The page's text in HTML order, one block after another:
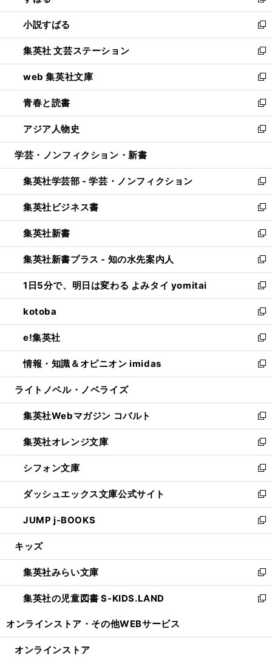
開
く
ウ
で
開
く
し
い
ウ
ィ
ン
ド
ウ
で
開
く
小説すばる
新
し
い
ウ
ィ
ン
ド
ウ
で
開
集英社 文芸ステーション
新
し
い
ウ
ィ
ン
ド
ウ
開
く
web 集英社文庫
新
し
い
ウ
ィ
ン
ウ
で
開
く
青春と読書
新
し
い
ウ
ン
ド
ウ
で
開
く
アジア人物史
新
し
ウ
ィ
ン
ド
ウ
で
開
く
学芸・ノンフィクション・新書
集英社学芸部 - 学芸・ノンフィクション
新
し
い
ウ
ィ
ン
ド
ウ
で
開
く
集英社ビジネス書
新
し
い
ウ
ィ
ン
ド
ウ
で
開
く
集英社新書
新
し
い
ウ
ィ
ン
ド
ウ
で
開
く
集英社新書プラス - 知の水先案内人
新
し
い
ウ
ィ
ン
ド
ウ
で
開
1日5分で、明日は変わる よみタイ yomitai
新
し
い
ウ
ィ
ン
ド
ウ
開
く
kotoba
新
し
い
ウ
ィ
ン
ウ
で
開
く
e!集英社
新
し
い
ウ
ン
ド
ウ
で
開
く
情報・知識＆オピニオン imidas
新
し
ウ
ィ
ン
ド
ウ
で
開
く
ライトノベル・ノベライズ
集英社Webマガジン コバルト
新
し
い
ウ
ィ
ン
ド
ウ
で
開
集英社オレンジ文庫
新
し
い
ウ
ィ
ン
ド
ウ
開
く
シフォン文庫
新
し
い
ウ
ィ
ン
ウ
で
開
く
ダッシュエックス文庫公式サイト
新
し
い
ウ
ン
ド
ウ
で
JUMP j-BOOKS
新
し
ウ
ィ
ン
ド
開
キッズ
集英社みらい文庫
新
し
い
ン
集英社の児童図書 S-KIDS.LAND
新
ウ
オンラインストア・ その他WEBサービス
オンラインストア